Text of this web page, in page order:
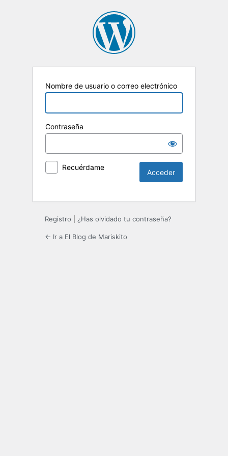
Nombre de usuario o correo electrónico
Contraseña
Recuérdame
Registro ¿Has olvidado tu contraseña?
← Ir a El Blog de Mariskito